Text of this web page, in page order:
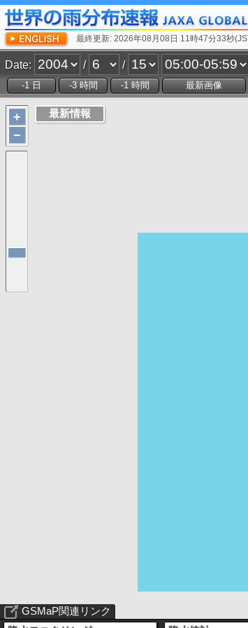
最終更新: 2026年08月08日 11時47分33秒
Date: / /
+
−
GSMaP関連リンク